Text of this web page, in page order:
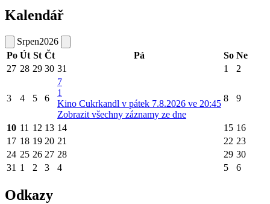
Kalendář
Srpen2026
Po Út St Čt Pá So Ne
27 28 29 30 31 1 2
3 4 5 6
7
1
Kino Cukrkandl v pátek 7.8.2026 ve 20:45
Zobrazit všechny záznamy ze dne
8 9
10 11 12 13 14 15 16
17 18 19 20 21 22 23
24 25 26 27 28 29 30
31 1 2 3 4 5 6
Odkazy